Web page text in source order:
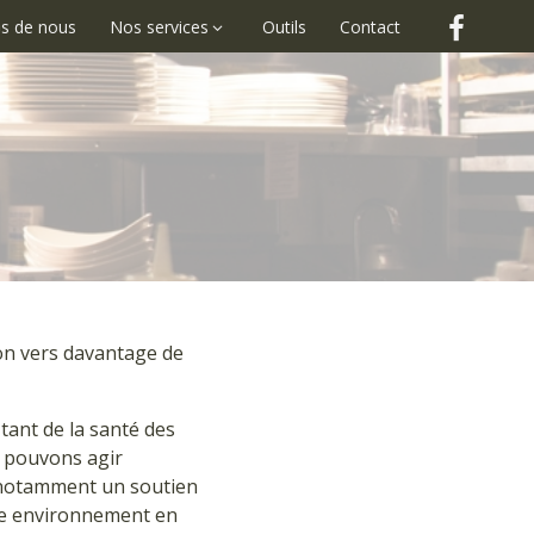
de nous Nos services Outils Contact Nous
vers davantage de
de la santé des
pouvons agir
un soutien
environnement en